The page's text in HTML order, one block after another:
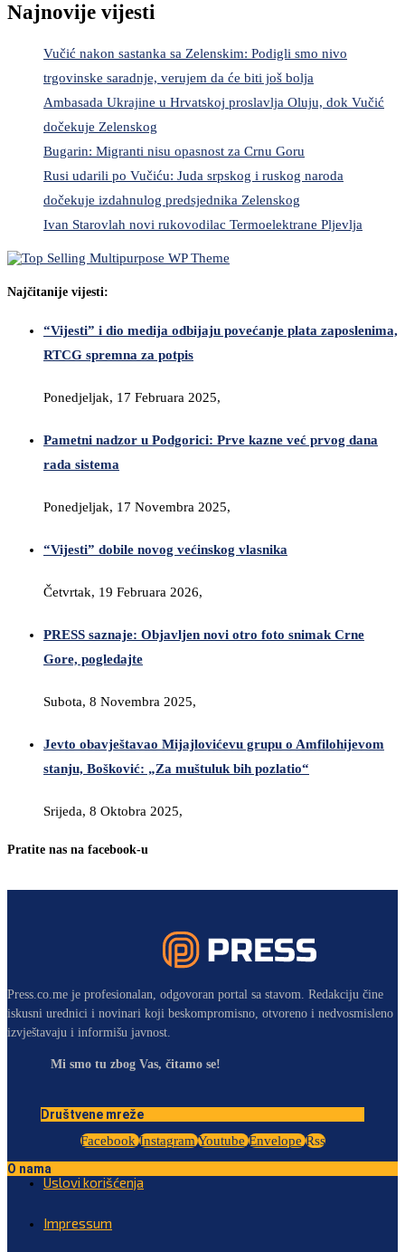
Najnovije vijesti
Vučić nakon sastanka sa Zelenskim: Podigli smo nivo
trgovinske saradnje, verujem da će biti još bolja
Ambasada Ukrajine u Hrvatskoj proslavlja Oluju, dok Vučić
dočekuje Zelenskog
Bugarin: Migranti nisu opasnost za Crnu Goru
Rusi udarili po Vučiću: Juda srpskog i ruskog naroda
dočekuje izdahnulog predsjednika Zelenskog
Ivan Starovlah novi rukovodilac Termoelektrane Pljevlja
Najčitanije vijesti:
“Vijesti” i dio medija odbijaju povećanje plata zaposlenima,
RTCG spremna za potpis
Ponedjeljak, 17 Februara 2025,
Pametni nadzor u Podgorici: Prve kazne već prvog dana
rada sistema
Ponedjeljak, 17 Novembra 2025,
“Vijesti” dobile novog većinskog vlasnika
Četvrtak, 19 Februara 2026,
PRESS saznaje: Objavljen novi otro foto snimak Crne
Gore, pogledajte
Subota, 8 Novembra 2025,
Jevto obavještavao Mijajlovićevu grupu o Amfilohijevom
stanju, Bošković: „Za muštuluk bih pozlatio“
Srijeda, 8 Oktobra 2025,
Pratite nas na facebook-u
Press.co.me je profesionalan, odgovoran portal sa stavom. Redakciju čine
iskusni urednici i novinari koji beskompromisno, otvoreno i nedvosmisleno
izvještavaju i informišu javnost.
Mi smo tu zbog Vas, čitamo se!
Društvene mreže
Facebook Instagram Youtube Envelope Rss
O nama
Uslovi korišćenja
Impressum